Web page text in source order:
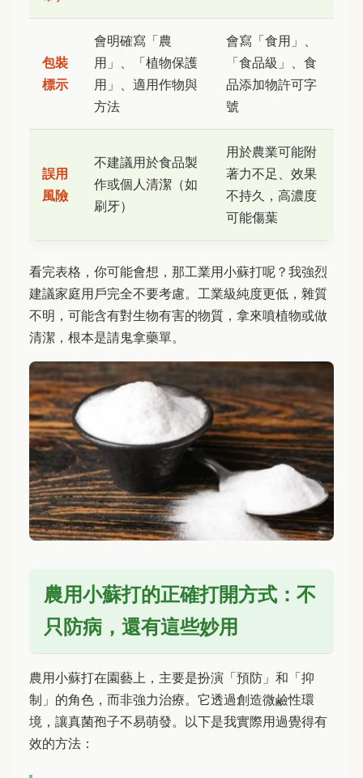
包裝
標示
會明確寫「農
用」、「植物保護
用」、適用作物與
方法
會寫「食用」、
「食品級」、食
品添加物許可字
號
誤用
風險
不建議用於食品製
作或個人清潔（如
刷牙）
用於農業可能附
著力不足、效果
不持久，高濃度
可能傷葉
看完表格，你可能會想，那工業用小蘇打呢？我強烈
建議家庭用戶完全不要考慮。工業級純度更低，雜質
不明，可能含有對生物有害的物質，拿來噴植物或做
清潔，根本是請鬼拿藥單。
農用小蘇打的正確打開方式：不
只防病，還有這些妙用
農用小蘇打在園藝上，主要是扮演「預防」和「抑
制」的角色，而非強力治療。它透過創造微鹼性環
境，讓真菌孢子不易萌發。以下是我實際用過覺得有
效的方法：